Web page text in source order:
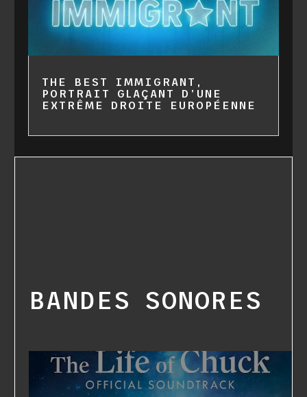
THE BEST IMMIGRANT,
PORTRAIT GLAÇANT D’UNE
EXTRÊME DROITE EUROPÉENNE
BANDES SONORES